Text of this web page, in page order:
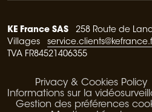
KE France SAS 258 Route de
Villages
TVA FR84521406355
Privacy & Cookies Policy
Informations sur la
Gestion des préférences